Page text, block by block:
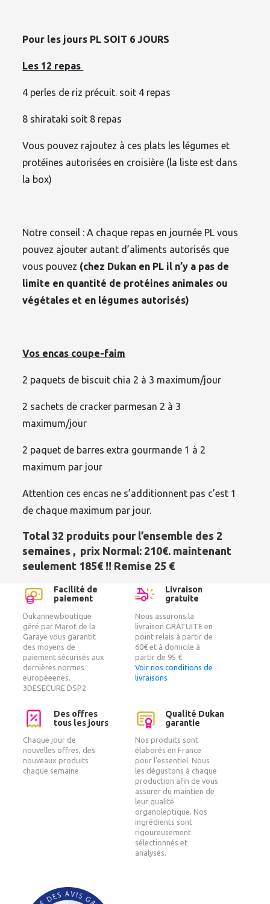
Pour les jours PL SOIT 6 JOURS
Les 12 repas
4 perles de riz précuit. soit 4 repas
8 shirataki soit 8 repas
Vous pouvez rajoutez à ces plats les légumes et
protéines autorisées en croisière (la liste est dans
la box)
Notre conseil : A chaque repas en journée PL vous
pouvez ajouter autant d’aliments autorisés que
vous pouvez (chez Dukan en PL il n’y a pas de
limite en quantité de protéines animales ou
végétales et en légumes autorisés)
Vos encas coupe-faim
2 paquets de biscuit chia 2 à 3 maximum/jour
2 sachets de cracker parmesan 2 à 3
maximum/jour
2 paquet de barres extra gourmande 1 à 2
maximum par jour
Attention ces encas ne s’additionnent pas c’est 1
de chaque maximum par jour.
Total 32 produits pour l’ensemble des 2
semaines , prix Normal: 210€. maintenant
seulement 185€ !! Remise 25 €
Facilité de
paiement
Dukannewboutique
géré par Marot de la
Garaye vous garantit
des moyens de
paiement sécurisés aux
dernières normes
européeenes.
3DESECURE DSP2
Livraison
gratuite
Nous assurons la
livraison GRATUITE en
point relais à partir de
60€ et à domicile à
partir de 95 €
Voir nos conditions de
livraisons
Des offres
tous les jours
Chaque jour de
nouvelles offres, des
nouveaux produits
chaque semaine
Qualité Dukan
garantie
Nos produits sont
élaborés en France
pour l'essentiel. Nous
les dégustons à chaque
production afin de vous
assurer du maintien de
leur qualité
organoleptique. Nos
ingrédients sont
rigoureusement
sélectionnés et
analysés.